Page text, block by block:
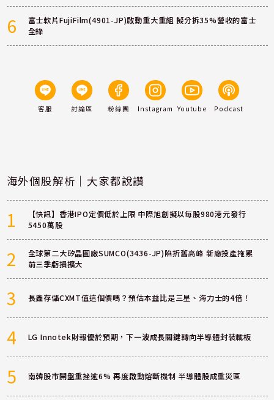
6
富士軟片FujiFilm(4901-JP)啟動重大重組 擬分拆35%營收的富士
全錄
客服 討論區 粉絲團 Instagram Youtube Podcast
海外個股解析｜大家都說讚
1
【快訊】香港IPO定價低於上限 中際旭創擬以每股980港元發行
5450萬股
2
全球第二大矽晶圓廠SUMCO(3436-JP)陷折舊高峰 新廠投產拖累
前三季虧損擴大
3 長鑫存儲CXMT值這個價嗎？預估本益比是三星、海力士的4倍！
4 LG Innotek財報優於預期，下一波成長關鍵轉向半導體封裝載板
5 南韓股市開盤重挫逾6% 再度啟動熔斷機制 半導體股成重災區